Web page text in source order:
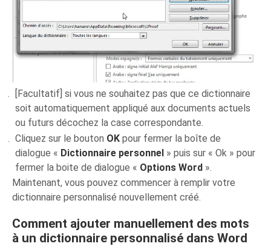
[Facultatif] si vous ne souhaitez pas que ce dictionnaire
soit automatiquement appliqué aux documents actuels
ou futurs décochez la case correspondante.
Cliquez sur le bouton OK pour fermer la boîte de
dialogue « Dictionnaire personnel » puis sur « Ok » pour
fermer la boite de dialogue « Options Word ».
Maintenant, vous pouvez commencer à remplir votre
dictionnaire personnalisé nouvellement créé.
Comment ajouter manuellement des mots
à un dictionnaire personnalisé dans Word